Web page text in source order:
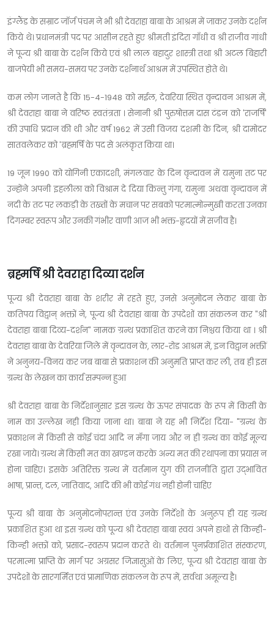
इंग्लैंड के सम्राट जॉर्ज पंचम ने भी श्री देवराहा बाबा के आश्रम में जाकर उनके दर्शन
किये थे। प्रधानमंत्री पद पर आसीन रहते हुए श्रीमती इंदिरा गाँधी व श्री राजीव गांधी
ने पूज्य श्री बाबा के दर्शन किये एवं श्री लाल बहादुर शास्त्री तथा श्री अटल बिहारी
बाजपेयी भी समय-समय पर उनके दर्शनार्थ आश्रम में उपस्थित होते थे।
कम लोग जानते है कि 15-4-1948 को मईल, देवरिया स्थित वृन्दावन आश्रम में,
श्री देवराहा बाबा ने वरिष्ठ स्वतंत्रता । सेनानी श्री पुरुषोत्तम दास टंडन को 'राजर्षि'
की उपाधि प्रदान की थी और वर्ष 1962 में उसी विजय दशमी के दिन, श्री दामोदर
सातवलेकर को 'ब्रह्मर्षि के पद से अलंकृत किया था।
19 जून 1990 को योगिनी एकादशी, मंगलवार के दिन वृन्दावन में यमुना तट पर
उन्होंने अपनी इहलीला को विश्राम दे दिया किन्तु गंगा, यमुना अथवा वृन्दावन में
नदी के तट पर लकड़ी के तख्तों के मचान पर सबको परमात्मोन्मुखी करता उनका
दिगम्बर स्वरूप और उनकी गंभीर वाणी आज भी भक्त-हृदयों में सजीव है।
ब्रह्मर्षि श्री देवराहा दिव्या दर्शन
पूज्य श्री देवराहा बाबा के शरीर में रहते हुए, उनसे अनुमोदन लेकर बाबा के
कतिपय विद्वान् भक्तों ने, पूज्य श्री देवराहा बाबा के उपदेशों का संकलन कर "श्री
देवराहा बाबा दिव्य-दर्शन" नामक ग्रन्थ प्रकाशित करने का निश्चय किया था । श्री
देवराहा बाबा के देवरिया जिले में वृन्दावन के, लार-रोड आश्रम में, इन विद्वान भक्तीं
ने अनुनय-विनय कर जब बाबा से प्रकाशन की अनुमति प्राप्त कर ली, तब ही इस
ग्रन्थ के लेखन का कार्य सम्पन्न हुआ
श्री देवराहा बाबा के निर्देशानुसार इस ग्रन्थ के ऊपर संपादक के रूप में किसी के
नाम का उल्लेख नही किया जाना था। बाबा ने यह भी निर्देश दिया- "ग्रन्थ के
प्रकाशन में किसी से कोई चंदा आदि न मँगा जाय और न ही ग्रन्थ का कोई मूल्य
रखा जाये। ग्रन्थ में किसी मत का खण्डन करके अन्य मत की रथापना का प्रयास न
होना चाहिए। इसके अतिरिक्त ग्रन्थ में वर्तमान युग की राजनीति द्वारा उद्भावित
भाषा, प्रान्त, दल, जातिवाद, आदि की भी कोई गंध नही होनी चाहिए
पूज्य श्री बाबा के अनुमोदनोपरान्त एंव उनके निर्देशों के अनुरूप ही यह ग्रन्थ
प्रकाशित हुआ था इस ग्रन्थ को पूज्य श्री देवराहा बाबा स्वयं अपने हाथों से किन्ही-
किन्ही भक्तों को, प्रसाद-स्वरुप प्रदान करते थे। वर्तमान पुनर्प्रकाशित संस्करण,
परमात्मा प्राप्ति के मार्ग पर अग्रसर जिज्ञासुओं के लिए, पूज्य श्री देवराहा बाबा के
उपदेशों के सारगर्मित एवं प्रामाणिक संकलन के रूप में, सर्वथा अमूल्य है।